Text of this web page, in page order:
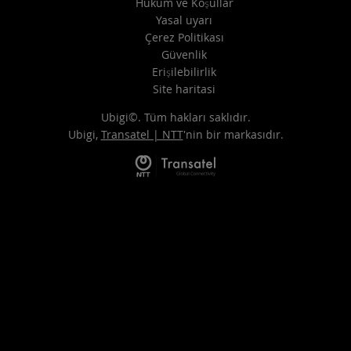
Yasal uyarı
Çerez Politikası
Güvenlik
Erişilebilirlik
Site haritasi
Ubigi©. Tüm hakları saklıdır.
Ubigi, Transatel | NTT'nin bir markasıdır.